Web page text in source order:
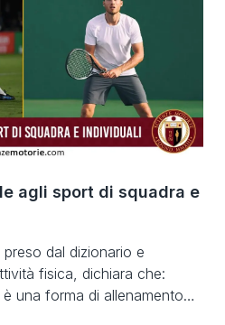
agli sport di squadra e
dal dizionario e
fisica, dichiara che:
una forma di allenamento